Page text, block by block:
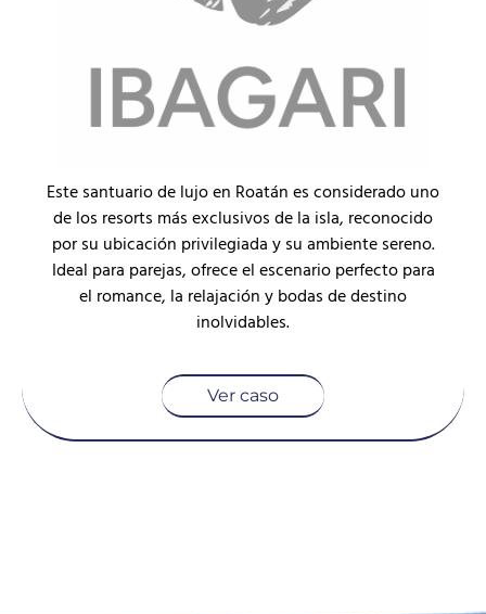
Este santuario de lujo en Roatán es considerado uno
de los resorts más exclusivos de la isla, reconocido
por su ubicación privilegiada y su ambiente sereno.
Ideal para parejas, ofrece el escenario perfecto para
el romance, la relajación y bodas de destino
inolvidables.
Ver caso